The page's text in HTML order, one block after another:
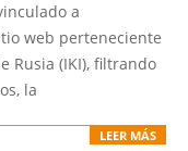
a
web perteneciente
Rusia (IKI), filtrando
la
LEER MÁS